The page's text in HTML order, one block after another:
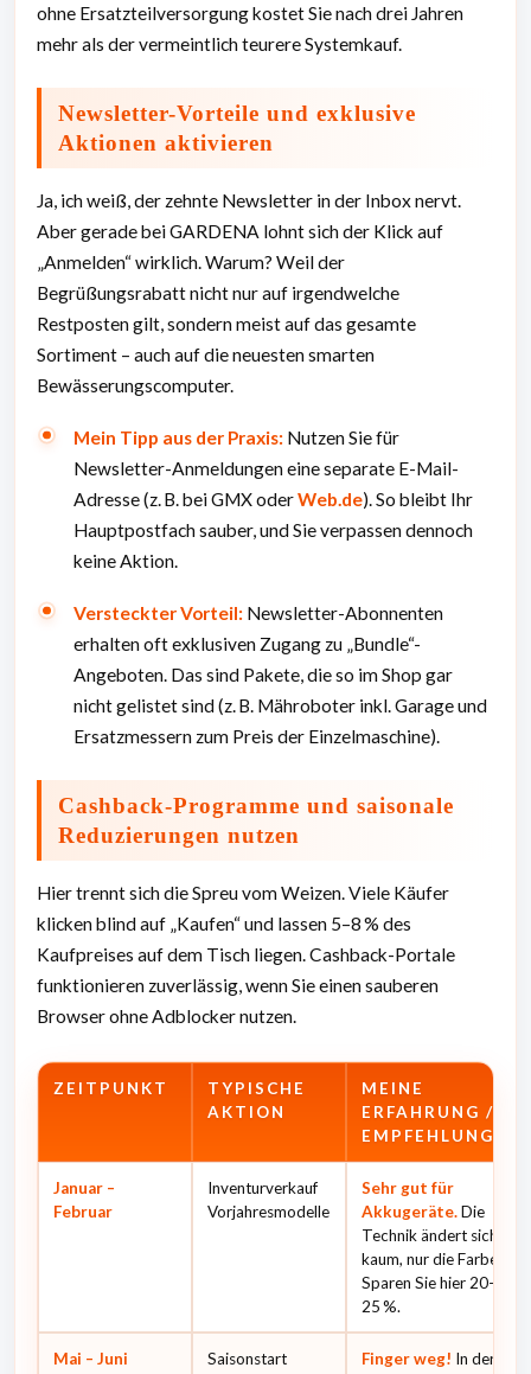
ohne Ersatzteilversorgung kostet Sie nach drei Jahren
mehr als der vermeintlich teurere Systemkauf.
Newsletter-Vorteile und exklusive
Aktionen aktivieren
Ja, ich weiß, der zehnte Newsletter in der Inbox nervt.
Aber gerade bei GARDENA lohnt sich der Klick auf
„Anmelden“ wirklich. Warum? Weil der
Begrüßungsrabatt nicht nur auf irgendwelche
Restposten gilt, sondern meist auf das gesamte
Sortiment – auch auf die neuesten smarten
Bewässerungscomputer.
Mein Tipp aus der Praxis: Nutzen Sie für
Newsletter-Anmeldungen eine separate E-Mail-
Adresse (z. B. bei GMX oderWeb.de). So bleibt Ihr
Hauptpostfach sauber, und Sie verpassen dennoch
keine Aktion.
Versteckter Vorteil: Newsletter-Abonnenten
erhalten oft exklusiven Zugang zu „Bundle“-
Angeboten. Das sind Pakete, die so im Shop gar
nicht gelistet sind (z. B. Mähroboter inkl. Garage und
Ersatzmessern zum Preis der Einzelmaschine).
Cashback-Programme und saisonale
Reduzierungen nutzen
Hier trennt sich die Spreu vom Weizen. Viele Käufer
klicken blind auf „Kaufen“ und lassen 5–8 % des
Kaufpreises auf dem Tisch liegen. Cashback-Portale
funktionieren zuverlässig, wenn Sie einen sauberen
Browser ohne Adblocker nutzen.
ZEITPUNKT
TYPISCHE
AKTION
MEINE
ERFAHRUNG /
EMPFEHLUNG
Januar –
Februar
Inventurverkauf
Vorjahresmodelle
Sehr gut für
Akkugeräte.Die
Technik ändert sich
kaum, nur die Farbe.
Sparen Sie hier 20–
25 %.
Mai – Juni
Saisonstart
Finger weg! In der